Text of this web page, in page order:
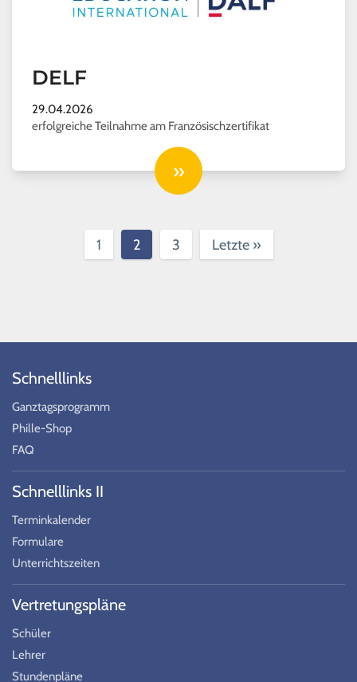
DELF
29.04.2026
erfolgreiche Teilnahme am Französischzertifikat
»
1 2(current)
3 Letzte »
Schnelllinks
Ganztagsprogramm
Phille-Shop
FAQ
Schnelllinks II
Terminkalender
Formulare
Unterrichtszeiten
Vertretungspläne
Schüler
Lehrer
Stundenpläne